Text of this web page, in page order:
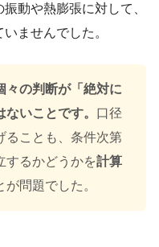
動や熱膨張に対して、
ませんでした。
々の判断が「絶対に
いことです。 口径
ることも、条件次第
するかどうかを計算
が問題でした。